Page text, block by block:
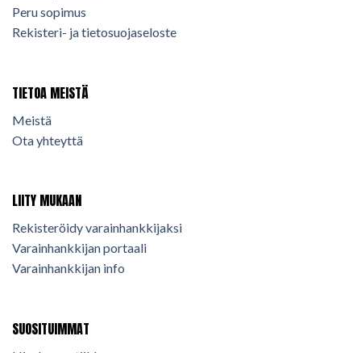
Peru sopimus
Rekisteri- ja tietosuojaseloste
TIETOA MEISTÄ
Meistä
Ota yhteyttä
LIITY MUKAAN
Rekisteröidy varainhankkijaksi
Varainhankkijan portaali
Varainhankkijan info
SUOSITUIMMAT